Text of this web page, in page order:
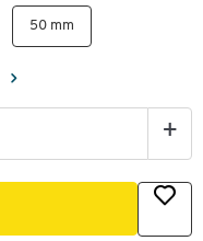
50 mm
+